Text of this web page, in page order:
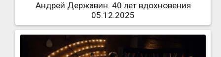
Андрей Державин. 40 лет вдохновения
05.12.2025